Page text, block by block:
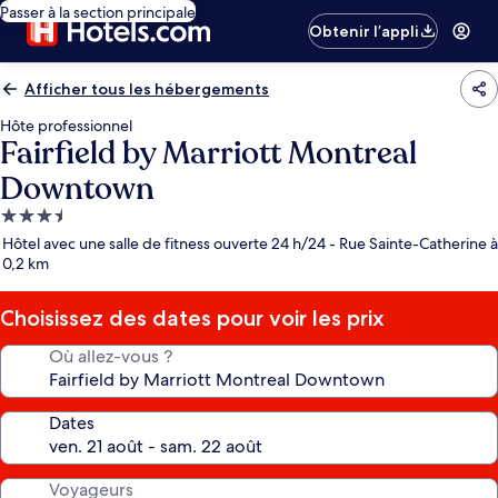
Passer à la section principale
Obtenir l’appli
Afficher tous les hébergements
Hôte professionnel
Fairfield by Marriott Montreal
Downtown
Hébergement
3.5 étoiles
Hôtel avec une salle de fitness ouverte 24 h/24 - Rue Sainte-Catherine à
0,2 km
Choisissez des dates pour voir les prix
Où allez-vous ?
Dates
Voyageurs